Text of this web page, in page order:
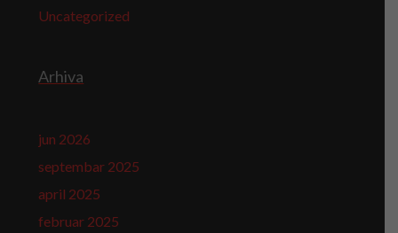
Uncategorized
Arhiva
jun 2026
septembar 2025
april 2025
februar 2025